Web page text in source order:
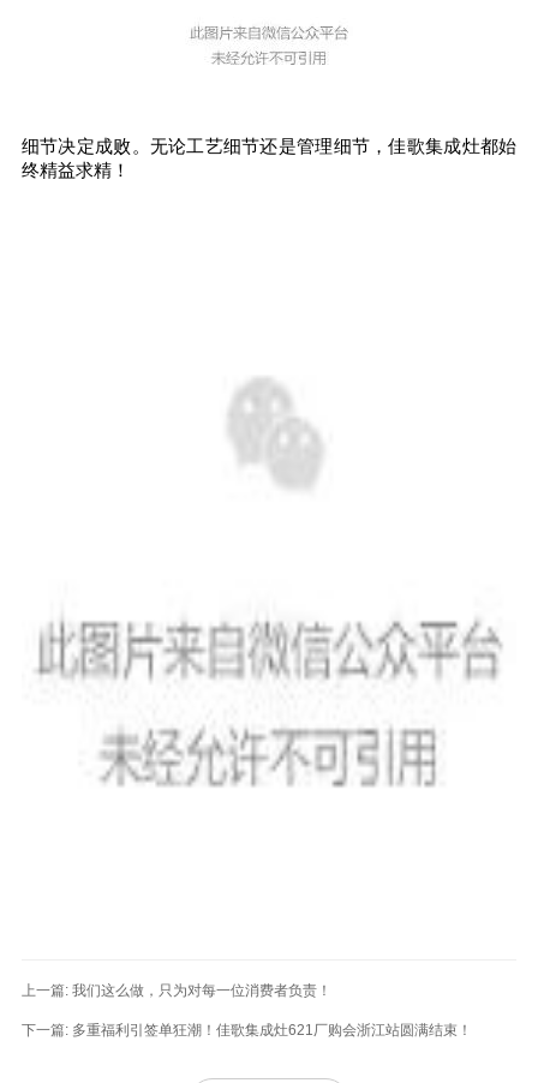
细节决定成败。无论工艺细节还是管理细节，佳歌集成灶都始
终精益求精！
上一篇: 我们这么做，只为对每一位消费者负责！
下一篇: 多重福利引签单狂潮！佳歌集成灶621厂购会浙江站圆满结束！